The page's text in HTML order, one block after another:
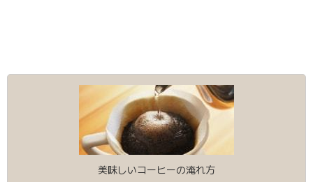
美味しいコーヒーの淹れ方